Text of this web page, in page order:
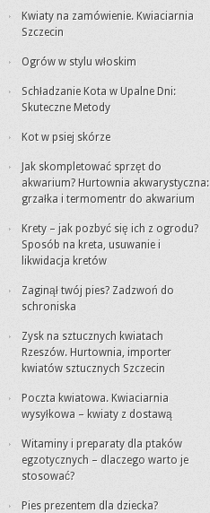
Kwiaty na zamówienie. Kwiaciarnia
Szczecin
Ogrów w stylu włoskim
Schładzanie Kota w Upalne Dni:
Skuteczne Metody
Kot w psiej skórze
Jak skompletować sprzęt do
akwarium? Hurtownia akwarystyczna:
grzałka i termomentr do akwarium
Krety – jak pozbyć się ich z ogrodu?
Sposób na kreta, usuwanie i
likwidacja kretów
Zaginął twój pies? Zadzwoń do
schroniska
Zysk na sztucznych kwiatach
Rzeszów. Hurtownia, importer
kwiatów sztucznych Szczecin
Poczta kwiatowa. Kwiaciarnia
wysyłkowa – kwiaty z dostawą
Witaminy i preparaty dla ptaków
egzotycznych – dlaczego warto je
stosować?
Pies prezentem dla dziecka?